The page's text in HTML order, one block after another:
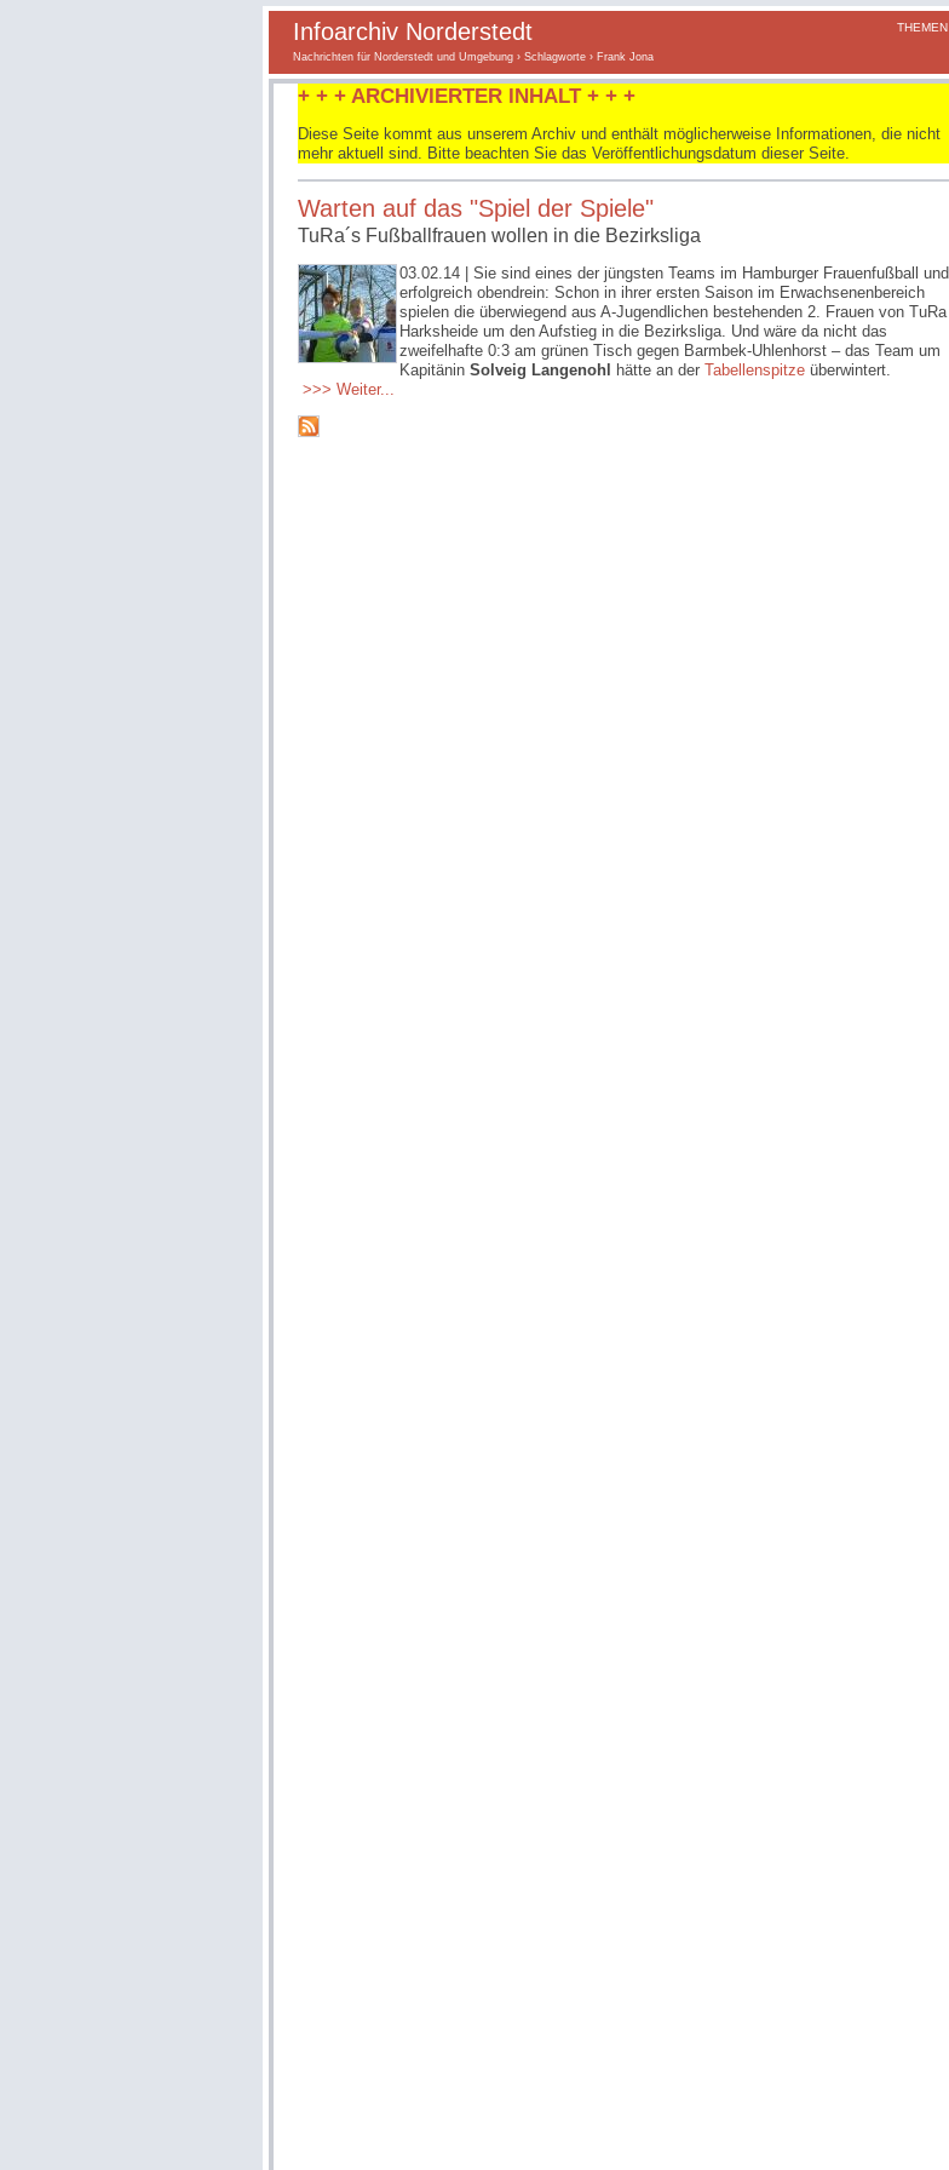
Infoarchiv Norderstedt THEMEN
Nachrichten für Norderstedt und Umgebung › Schlagworte › Frank Jona
+ + + ARCHIVIERTER INHALT + + +
Diese Seite kommt aus unserem Archiv und enthält möglicherweise Informationen, die nicht
mehr aktuell sind. Bitte beachten Sie das Veröffentlichungsdatum dieser Seite.
Warten auf das "Spiel der Spiele"
TuRa´s Fußballfrauen wollen in die Bezirksliga
03.02.14 | Sie sind eines der jüngsten Teams im Hamburger Frauenfußball und
erfolgreich obendrein: Schon in ihrer ersten Saison im Erwachsenenbereich
spielen die überwiegend aus A-Jugendlichen bestehenden 2. Frauen von TuRa
Harksheide um den Aufstieg in die Bezirksliga. Und wäre da nicht das
zweifelhafte 0:3 am grünen Tisch gegen Barmbek-Uhlenhorst – das Team um
Kapitänin Solveig Langenohl hätte an der Tabellenspitze überwintert.
>>> Weiter...